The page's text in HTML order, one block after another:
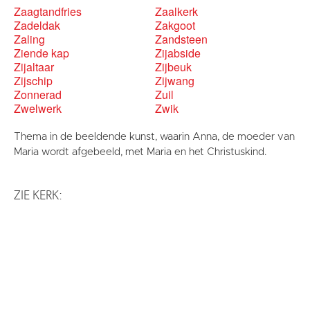
Zaagtandfries
Zaalkerk
Zadeldak
Zakgoot
Zaling
Zandsteen
Ziende kap
Zijabside
Zijaltaar
Zijbeuk
Zijschip
Zijwang
Zonnerad
Zuil
Zwelwerk
Zwik
Thema in de beeldende kunst, waarin Anna, de moeder van
Maria wordt afgebeeld, met Maria en het Christuskind.
ZIE KERK: